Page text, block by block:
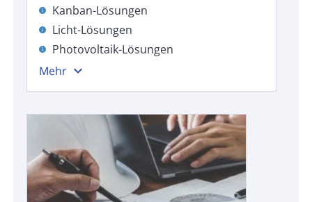
info Kanban-Lösungen
info Licht-Lösungen
info
Photovoltaik-Lösungen
Mehr expand_more